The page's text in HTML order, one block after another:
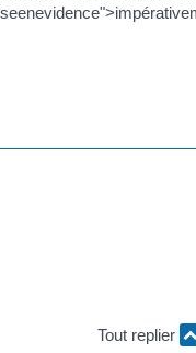
Tout replier